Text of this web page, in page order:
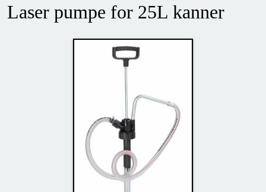
Laser pumpe for 25L kanner